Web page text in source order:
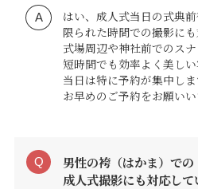
はい、成人式当日の式典
限られた時間での撮影にも
式場周辺や神社前でのス
短時間でも効率よく美しい
当日は特に予約が集中し
お早めのご予約をお願いい
男性の袴（はかま）での
成人式撮影にも対応して